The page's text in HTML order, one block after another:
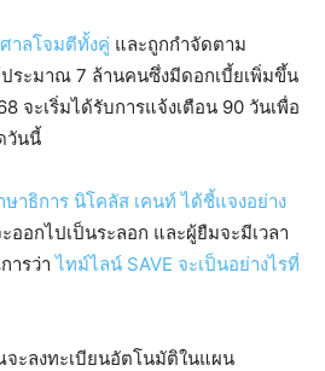
าลโจมตีทั้งคู่ และถูกกำจัดตาม
ระมาณ 7 ล้านคนซึ่งมีดอกเบี้ยเพิ่มขึ้น
จะเริ่มได้รับการแจ้งเตือน 90 วันเพื่อ
วันนี้
าธิการ นิโคลัส เคนท์ ได้ชี้แจงอย่าง
ออกไปเป็นระลอก และผู้ยืมจะมีเวลา
ารว่าไทม์ไลน์ SAVE จะเป็นอย่างไรที่
ะลงทะเบียนอัตโนมัติในแผน